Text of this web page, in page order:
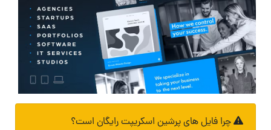
چرا فایل های پرشین اسکریپت رایگان است؟